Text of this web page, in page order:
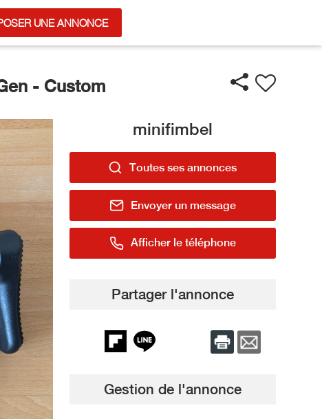
UNE ANNONCE
- Custom
minifimbel
Toutes ses annonces
Envoyer un message
Afficher le téléphone
Partager l'annonce
Gestion de l'annonce